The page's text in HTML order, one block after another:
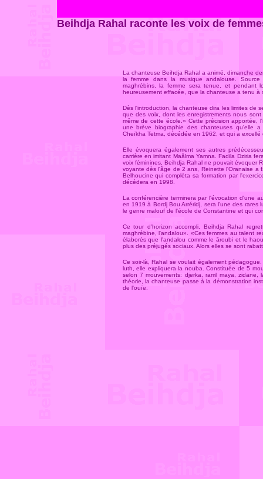
Beihdja Rahal raconte les voix de
La chanteuse Beihdja Rahal a animé, dimanche
la femme dans la musique andalouse.
maghrébins, la femme sera tenue, et pendant
heureusement effacée, que la chanteuse a tenu à
Dès l'introduction, la chanteuse dira les limites de
que des voix, dont les enregistrements nous
même de cette école.» Cette précision apportée,
une brève biographie des chanteuses qu'elle a
Cheïkha Tetma, décédée en 1962, et qui a
Elle évoquera également ses autres
carrière en imitant Maâlma Yamna. Fadila Dziria
voix féminines, Beihdja Rahal ne pouvait évoquer
voyante dès l'âge de 2 ans, Reinette l'Oranaise a
Belhoucine qui compléta sa formation par
décédera en 1998.
La conférencière terminera par l'évocation d'une
en 1919 à Bordj Bou Arréridj, sera l'une des rares
le genre malouf de l'école de Constantine et qui
Ce tour d'horizon accompli, Beihdja Rahal
maghrébine, l'andalou». «Ces femmes au talent
élaborés que l'andalou comme le âroubi et le
plus des préjugés sociaux. Alors elles se sont
Ce soir-là, Rahal se voulait également
luth, elle expliquera la nouba. Constituée de 5
selon 7 mouvements: djerka, raml maya,
théorie, la chanteuse passe à la démonstration
de l'ouïe.